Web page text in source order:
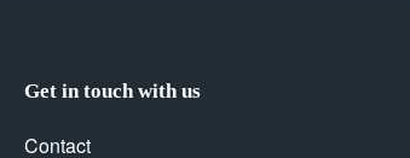
Get in touch with us
Contact